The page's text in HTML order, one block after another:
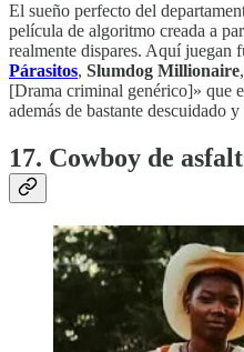
El sueño perfecto del
película de algoritmo creada a
realmente dispares. Aquí juegan
Párasitos, Slumdog Millionaire,
[Drama criminal genérico]» que
además de bastante descuidado
17. Cowboy de